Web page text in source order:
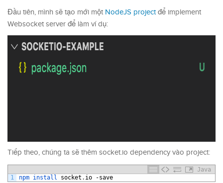
Đầu tiên, mình sẽ tạo mới một NodeJS projectđể implement
Websocket server để làm ví dụ:
Tiếp theo, chúng ta sẽ thêm socket.io dependency vào project:
Java
1
npm install socket . io -save